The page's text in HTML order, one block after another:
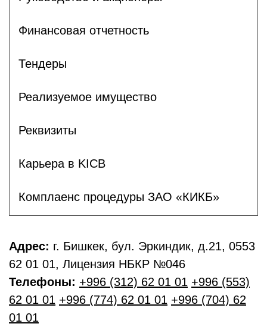
Финансовая отчетность
Тендеры
Реализуемое имущество
Реквизиты
Карьера в KICB
Комплаенс процедуры ЗАО «КИКБ»
Адрес: г. Бишкек, бул. Эркиндик, д.21, 0553
62 01 01, Лицензия НБКР №046
Телефоны: +996 (312) 62 01 01 +996 (553)
62 01 01 +996 (774) 62 01 01 +996 (704) 62
01 01